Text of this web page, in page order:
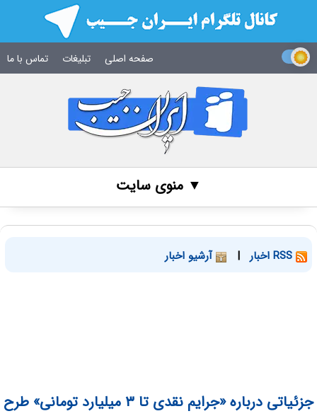
صفحه اصلی تبلیغات تماس با ما
▼ منوی سایت
| آرشیو اخبار
جزئیاتی درباره «جرایم نقدی تا ۳ میلیارد تومانی» طرح